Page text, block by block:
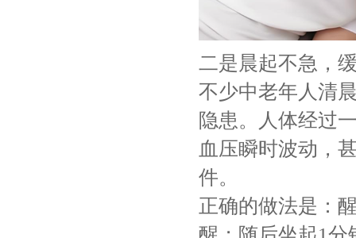
二是晨起不急，
不少中老年人清
隐患。人体经过
血压瞬时波动，
件。
正确的做法是：